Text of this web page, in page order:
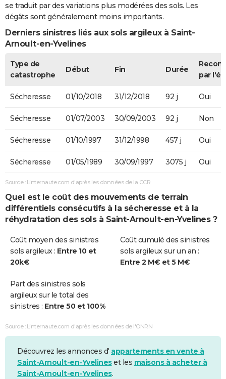
se traduit par des variations plus modérées des sols. Les
dégâts sont généralement moins importants.
Derniers sinistres liés aux sols argileux à Saint-
Arnoult-en-Yvelines
Type de
catastrophe
Début Fin Durée
par
Sécheresse 01/10/2018 31/12/2018 92 j Oui
Sécheresse 01/07/2003 30/09/2003 92 j Non
Sécheresse 01/10/1997 31/12/1998 457 j Oui
Sécheresse 01/05/1989 30/09/1997 3075 j Oui
Source : Linternaute.com d'après les données de la CCR
Quel est le coût des mouvements de terrain
différentiels consécutifs à la sécheresse et à la
réhydratation des sols à Saint-Arnoult-en-Yvelines ?
Coût moyen des sinistres
sols argileux : Entre 10 et
20k€
Coût cumulé des sinistres
sols argileux sur un an :
Entre 2 M€ et 5 M€
Part des sinistres sols
argileux sur le total des
sinistres : Entre 50 et 100%
Source : Linternaute.com d'après les données de l'ONRN
Découvrez les annonces d' appartements en vente à
Saint-Arnoult-en-Yvelineset les maisons à acheter à
Saint-Arnoult-en-Yvelines.